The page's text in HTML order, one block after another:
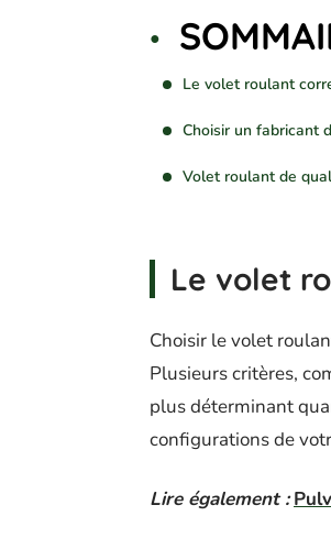
Le volet roulant
Choisir un fabricant
Volet roulant de
Le volet
Choisir le volet
Plusieurs critères,
plus déterminant
configurations de
Lire également :